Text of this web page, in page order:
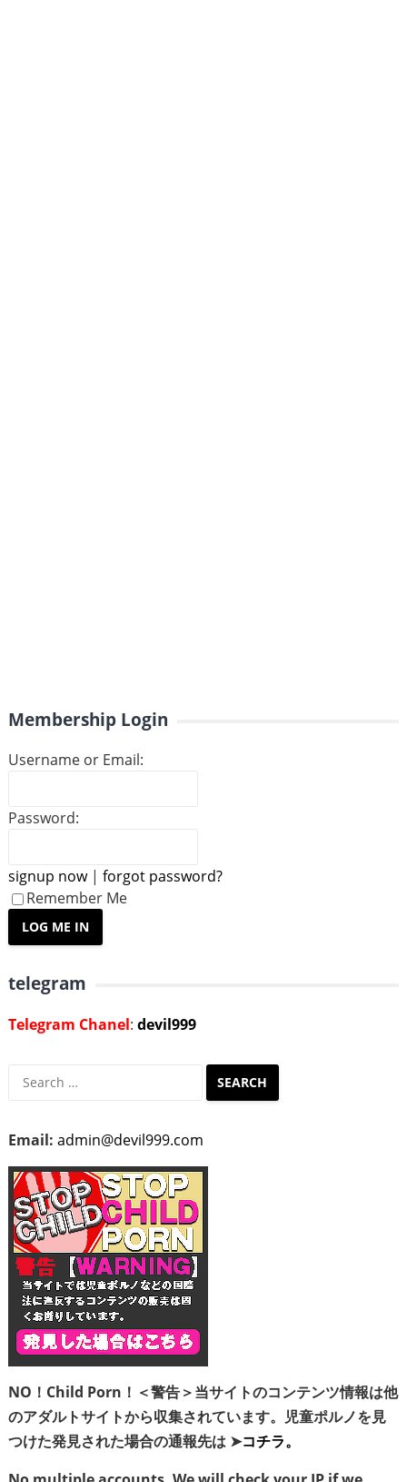
Membership Login
Username or Email:
Password:
signup now| forgot password?
Remember Me
telegram
Telegram Chanel: devil999
Search
Email: admin@devil999.com
NO！Child Porn！＜警告＞当サイトのコンテンツ情報は他
のアダルトサイトから収集されています。児童ポルノを見
つけた発見された場合の通報先は ➤コチラ。